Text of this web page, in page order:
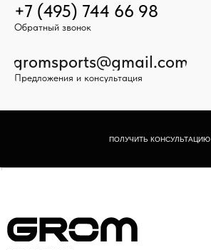
+7 (495) 744 66 98
gromsports@gmail.com
Предложения и консультация
ПОЛУЧИТЬ КОНСУЛЬТАЦИЮ
Обратный звонок